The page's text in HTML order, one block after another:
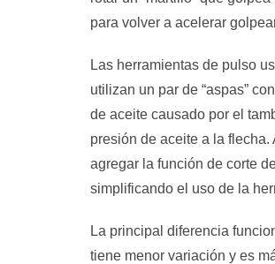
para volver a acelerar
Las herramientas de pulso
utilizan un par de “aspas”
de aceite causado por el
presión de aceite a la
agregar la función de corte
simplificando el uso de la
La principal diferencia
tiene menor variación y es